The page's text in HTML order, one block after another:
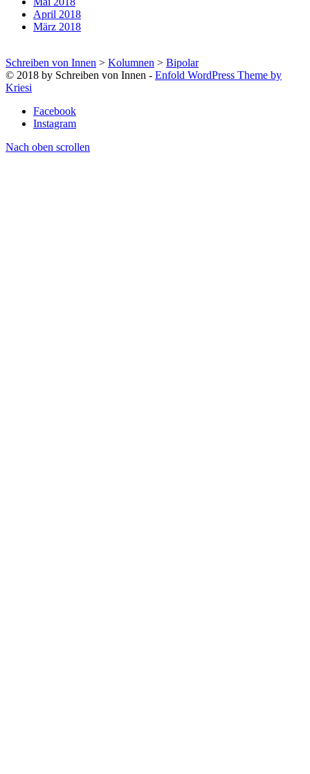
April 2018
März 2018
Schreiben von Innen > Kolumnen > Bipolar
© 2018 by Schreiben von Innen - Enfold WordPress Theme by
Kriesi
Facebook
Instagram
Nach oben scrollen